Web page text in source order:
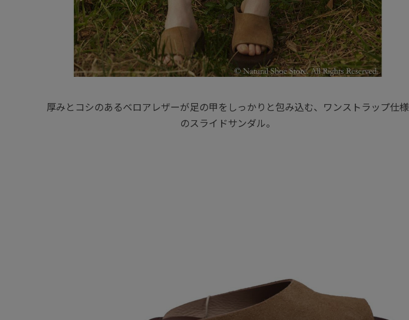
厚みとコシのあるベロアレザーが足の甲をしっかりと包み込む、ワンストラップ仕様
のスライドサンダル。